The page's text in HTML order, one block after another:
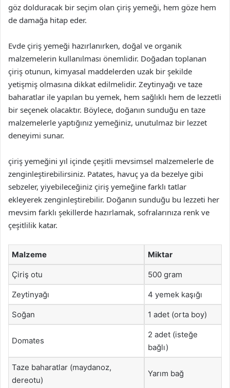
göz dolduracak bir seçim olan çiriş yemeği, hem göze hem
de damağa hitap eder.
Evde çiriş yemeği hazırlanırken, doğal ve organik
malzemelerin kullanılması önemlidir. Doğadan toplanan
çiriş otunun, kimyasal maddelerden uzak bir şekilde
yetişmiş olmasına dikkat edilmelidir. Zeytinyağı ve taze
baharatlar ile yapılan bu yemek, hem sağlıklı hem de lezzetli
bir seçenek olacaktır. Böylece, doğanın sunduğu en taze
malzemelerle yaptığınız yemeğiniz, unutulmaz bir lezzet
deneyimi sunar.
çiriş yemeğini yıl içinde çeşitli mevsimsel malzemelerle de
zenginleştirebilirsiniz. Patates, havuç ya da bezelye gibi
sebzeler, yiyebileceğiniz çiriş yemeğine farklı tatlar
ekleyerek zenginleştirebilir. Doğanın sunduğu bu lezzeti her
mevsim farklı şekillerde hazırlamak, sofralarınıza renk ve
çeşitlilik katar.
Malzeme Miktar
Çiriş otu 500 gram
Zeytinyağı 4 yemek kaşığı
Soğan 1 adet (orta boy)
Domates
2 adet (isteğe
bağlı)
Taze baharatlar (maydanoz,
dereotu)
Yarım bağ